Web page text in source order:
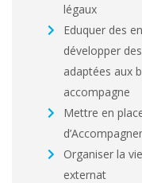
légaux
Eduquer des
développer
adaptées aux
accompagne
Mettre en
Organiser la
externat